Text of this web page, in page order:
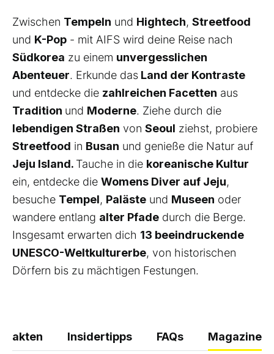
Zwischen Tempeln und Hightech, Streetfood
und K-Pop - mit AIFS wird deine Reise nach
Südkorea zu einem unvergesslichen
Abenteuer. Erkunde das Land der Kontraste
und entdecke die zahlreichen Facetten aus
Tradition und Moderne. Ziehe durch die
lebendigen Straßen von Seoul ziehst, probiere
Streetfood in Busan und genieße die Natur auf
Jeju Island. Tauche in die koreanische Kultur
ein, entdecke die Womens Diver auf Jeju,
besuche Tempel, Paläste und Museen oder
wandere entlang alter Pfade durch die Berge.
Insgesamt erwarten dich 13 beeindruckende
UNESCO-Weltkulturerbe, von historischen
Dörfern bis zu mächtigen Festungen.
Fakten Insidertipps FAQs Magazine